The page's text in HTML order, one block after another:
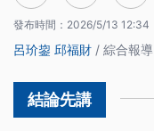
發布時間： 2026/5/13 12:34
呂玠鋆 邱福財 / 綜合報導